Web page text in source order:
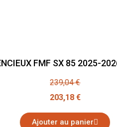
239,04 €
203,18 €
Ajouter au panier